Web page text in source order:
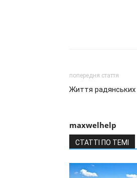
попередня стаття
Життя радянських
maxwelhelp
СТАТТІ ПО ТЕМІ